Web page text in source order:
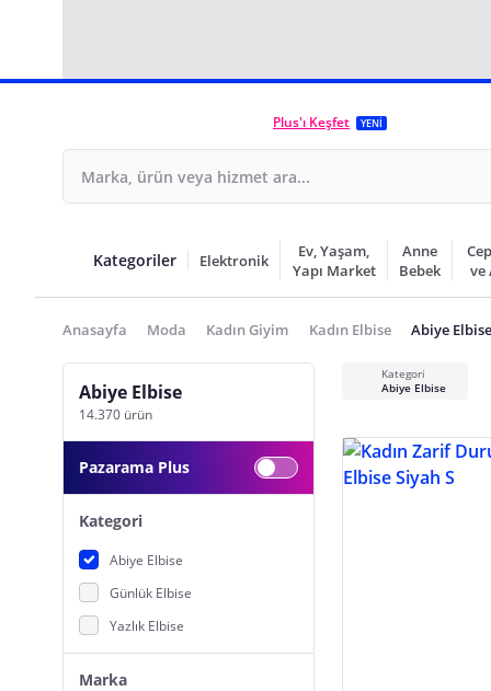
Plus'ı Keşfet YENİ
Kategoriler Elektronik
Ev, Yaşam,
Yapı Market
Anne
Bebek
ve
Anasayfa Moda Kadın Giyim Kadın Elbise Abiye Elbise
Abiye Elbise
14.370 ürün
Pazarama Plus
Kategori
Abiye Elbise
Günlük Elbise
Yazlık Elbise
Marka
Kategori
Abiye Elbise